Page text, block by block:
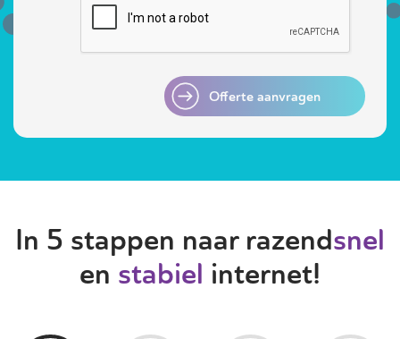
Offerte aanvragen
In 5 stappen naar razendsnel
en stabiel internet!